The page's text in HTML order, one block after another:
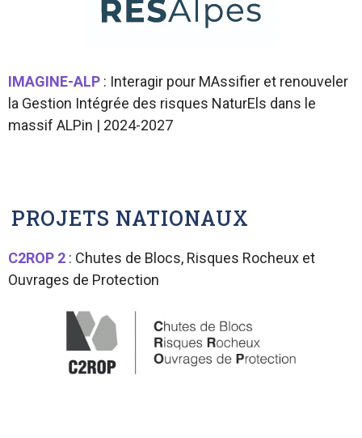
IMAGINE-ALP : Interagir pour MAssifier et renouveler
la Gestion Intégrée des risques NaturEls dans le
massif ALPin | 2024-2027
PROJETS NATIONAUX
C2ROP 2 : Chutes de Blocs, Risques Rocheux et
Ouvrages de Protection